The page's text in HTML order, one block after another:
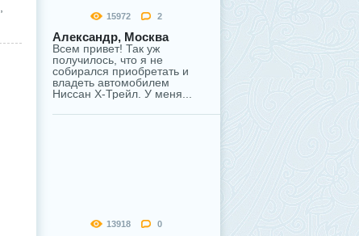
15972 2
Александр, Москва
Всем привет! Так уж
получилось, что я не
собирался приобретать и
владеть автомобилем
Ниссан Х-Трейл. У меня...
13918 0